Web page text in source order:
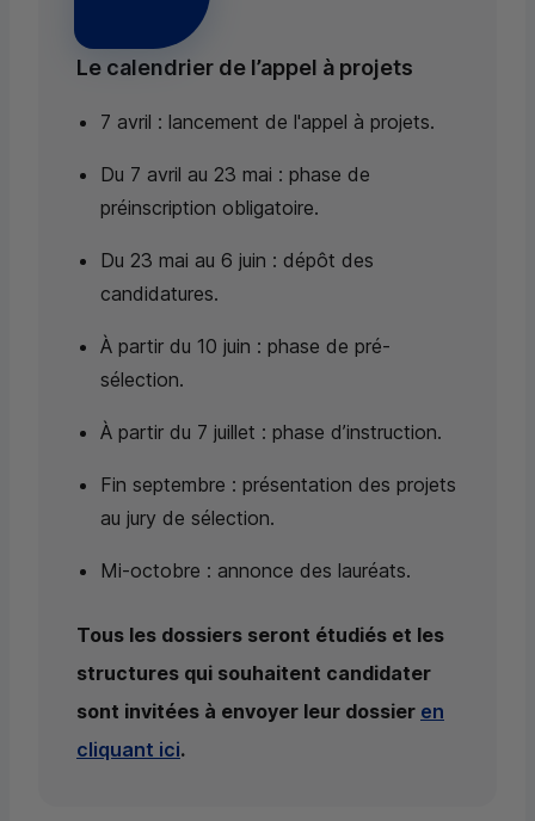
Le calendrier de l’appel à projets
7 avril : lancement de l'appel à projets.
Du 7 avril au 23 mai : phase de
préinscription obligatoire.
Du 23 mai au 6 juin : dépôt des
candidatures.
À partir du 10 juin : phase de pré-
sélection.
À partir du 7 juillet : phase d’instruction.
Fin septembre : présentation des projets
au jury de sélection.
Mi-octobre : annonce des lauréats.
Tous les dossiers seront étudiés et les
structures qui souhaitent candidater
sont invitées à envoyer leur dossier en
cliquant ici.